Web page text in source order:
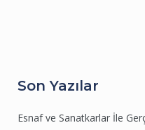
Son Yazılar
Esnaf ve Sanatkarlar İle